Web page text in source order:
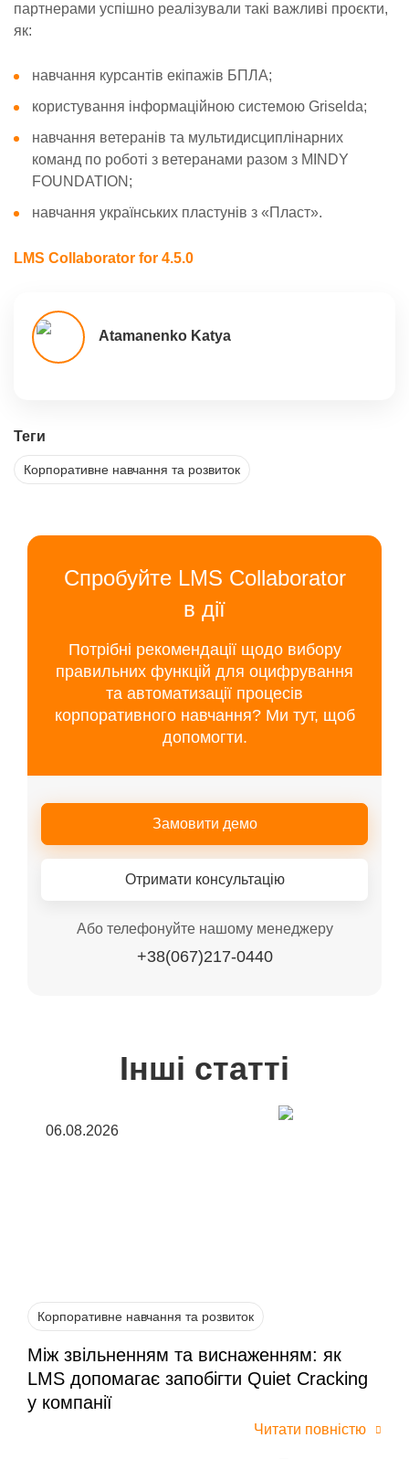
партнерами успішно реалізували такі важливі проєкти,
як:
навчання курсантів екіпажів БПЛА;
користування інформаційною системою Griselda;
навчання ветеранів та мультидисциплінарних
команд по роботі з ветеранами разом з MINDY
FOUNDATION;
навчання українських пластунів з «Пласт».
LMS Collaborator for 4.5.0
Atamanenko Katya
Теги
Корпоративне навчання та розвиток
Спробуйте LMS Collaborator
в дії
Потрібні рекомендації щодо вибору
правильних функцій для оцифрування
та автоматизації процесів
корпоративного навчання? Ми тут, щоб
допомогти.
Замовити демо
Отримати консультацію
Або телефонуйте нашому менеджеру
+38(067)217-0440
Інші статті
06.08.2026
Корпоративне навчання та розвиток
Між звільненням та виснаженням: як
LMS допомагає запобігти Quiet Cracking
у компанії
Читати повністю